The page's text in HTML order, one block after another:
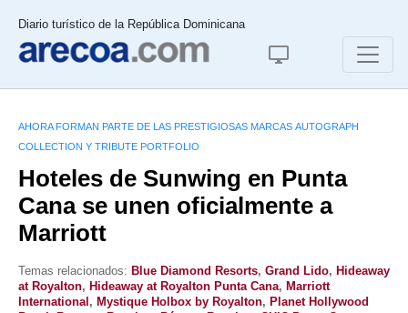
Diario turístico de la República Dominicana
AHORA FORMAN PARTE DE LAS PRESTIGIOSAS MARCAS AUTOGRAPH
COLLECTION Y TRIBUTE PORTFOLIO
Hoteles de Sunwing en Punta
Cana se unen oficialmente a
Marriott
Temas relacionados: Blue Diamond Resorts, Grand Lido, Hideaway
at Royalton, Hideaway at Royalton Punta Cana, Marriott
International , Mystique Holbox by Royalton, Planet Hollywood